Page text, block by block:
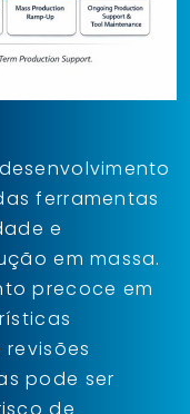
ferramentas
e
em massa.
precoce em
pode ser